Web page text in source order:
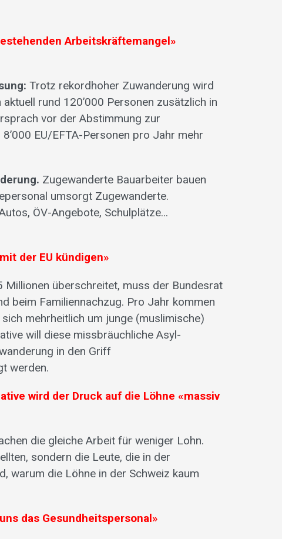
Arbeitskräftemangel»
Trotz rekordhoher Zuwanderung wird
rund 120’000 Personen zusätzlich in
vor der Abstimmung zur
EU/EFTA-Personen pro Jahr mehr
Zugewanderte Bauarbeiter bauen
umsorgt Zugewanderte.
ÖV-Angebote, Schulplätze…
der EU kündigen»
Millionen überschreitet, muss der Bundesrat
beim Familiennachzug. Pro Jahr kommen
mehrheitlich um junge (muslimische)
will diese missbräuchliche Asyl-
in den Griff
werden.
wird der Druck auf die Löhne «massiv
die gleiche Arbeit für weniger Lohn.
sondern die Leute, die in der
warum die Löhne in der Schweiz kaum
das Gesundheitspersonal»